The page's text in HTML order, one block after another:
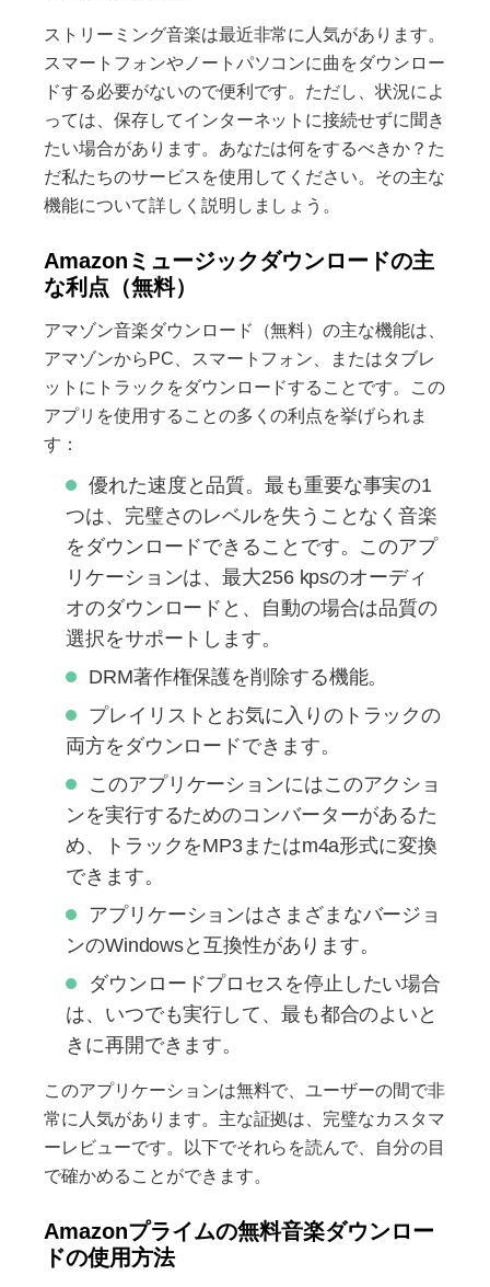
ストリーミング音楽は最近非常に人気があります。
スマートフォンやノートパソコンに曲をダウンロー
ドする必要がないので便利です。ただし、状況によ
っては、保存してインターネットに接続せずに聞き
たい場合があります。あなたは何をするべきか？た
だ私たちのサービスを使用してください。その主な
機能について詳しく説明しましょう。
Amazonミュージックダウンロードの主
な利点（無料）
アマゾン音楽ダウンロード（無料）の主な機能は、
アマゾンからPC、スマートフォン、またはタブレ
ットにトラックをダウンロードすることです。この
アプリを使用することの多くの利点を挙げられま
す：
優れた速度と品質。最も重要な事実の1
つは、完璧さのレベルを失うことなく音楽
をダウンロードできることです。このアプ
リケーションは、最大256 kpsのオーディ
オのダウンロードと、自動の場合は品質の
選択をサポートします。
DRM著作権保護を削除する機能。
プレイリストとお気に入りのトラックの
両方をダウンロードできます。
このアプリケーションにはこのアクショ
ンを実行するためのコンバーターがあるた
め、トラックをMP3またはm4a形式に変換
できます。
アプリケーションはさまざまなバージョ
ンのWindowsと互換性があります。
ダウンロードプロセスを停止したい場合
は、いつでも実行して、最も都合のよいと
きに再開できます。
このアプリケーションは無料で、ユーザーの間で非
常に人気があります。主な証拠は、完璧なカスタマ
ーレビューです。以下でそれらを読んで、自分の目
で確かめることができます。
Amazonプライムの無料音楽ダウンロー
ドの使用方法